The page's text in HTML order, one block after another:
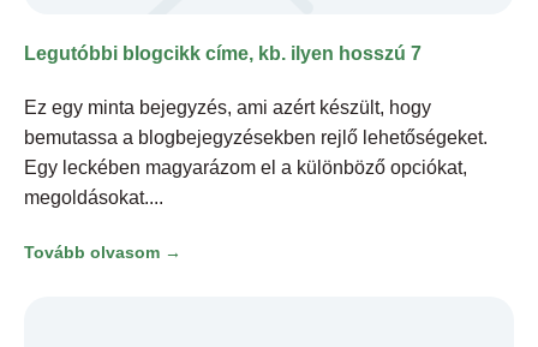
Legutóbbi blogcikk címe, kb. ilyen hosszú 7
Ez egy minta bejegyzés, ami azért készült, hogy
bemutassa a blogbejegyzésekben rejlő lehetőségeket.
Egy leckében magyarázom el a különböző opciókat,
megoldásokat.
Tovább olvasom →